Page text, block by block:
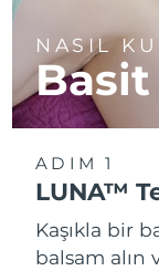
NASIL
ADIM 1
LUNA™
Kaşıkla bir
balsam alın